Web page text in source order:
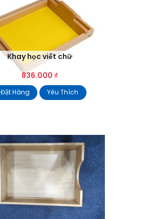
Khay học viết chữ
836.000 ₫
Đặt Hàng Yêu Thích